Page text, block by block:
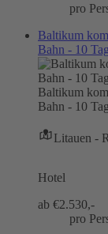
pro
Baltikum
Bahn - 10
Baltikum
Bahn - 10
Litauen -
Hotel
ab €2.530,-
pro